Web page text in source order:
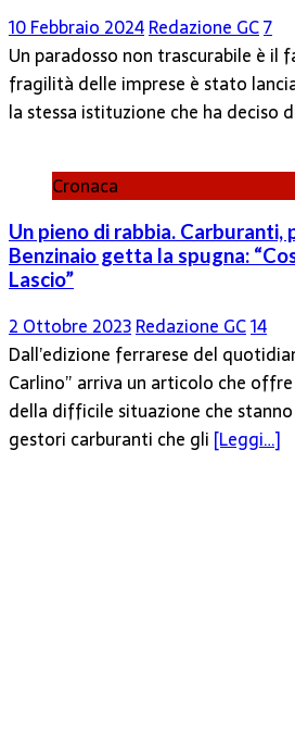
10 Febbraio 2024Redazione GC7
Un paradosso non trascurabile è il
fragilità delle imprese è stato
la stessa istituzione che ha deciso
Cronaca
Un pieno di rabbia. Carburanti,
Benzinaio getta la spugna:
Lascio”
2 Ottobre 2023Redazione GC14
Dall’edizione ferrarese del
Carlino” arriva un articolo che
della difficile situazione che
gestori carburanti che gli [Leggi…]